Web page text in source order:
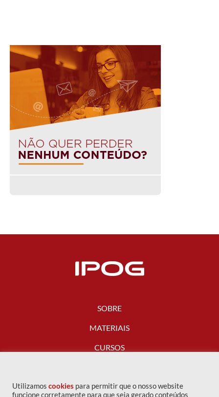
SOBRE
MATERIAIS
CURSOS
FALE CONOSCO
Utilizamos cookies para permitir que o nosso website
funcione corretamente para que seja gerado conteúdos